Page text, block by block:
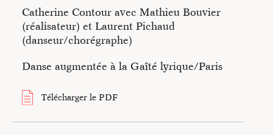
Catherine Contour avec Mathieu Bouvier
(réalisateur) et Laurent Pichaud
(danseur/chorégraphe)
Danse augmentée à la Gaîté lyrique/Paris
Télécharger le PDF